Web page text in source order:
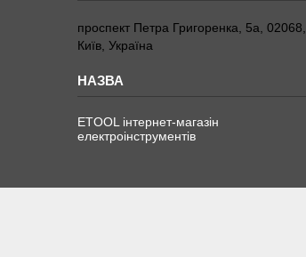
проспект Петра Григоренка, 5а, 02068,
Київ, Україна
ETOOL інтернет-магазін
електроінструментів